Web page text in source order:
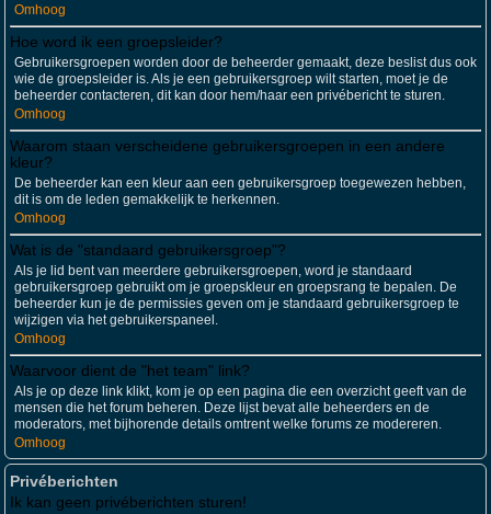
Omhoog
Hoe word ik een groepsleider?
Gebruikersgroepen worden door de beheerder gemaakt, deze beslist dus ook
wie de groepsleider is. Als je een gebruikersgroep wilt starten, moet je de
beheerder contacteren, dit kan door hem/haar een privébericht te sturen.
Omhoog
Waarom staan verscheidene gebruikersgroepen in een andere
kleur?
De beheerder kan een kleur aan een gebruikersgroep toegewezen hebben,
dit is om de leden gemakkelijk te herkennen.
Omhoog
Wat is de "standaard gebruikersgroep"?
Als je lid bent van meerdere gebruikersgroepen, word je standaard
gebruikersgroep gebruikt om je groepskleur en groepsrang te bepalen. De
beheerder kun je de permissies geven om je standaard gebruikersgroep te
wijzigen via het gebruikerspaneel.
Omhoog
Waarvoor dient de "het team" link?
Als je op deze link klikt, kom je op een pagina die een overzicht geeft van de
mensen die het forum beheren. Deze lijst bevat alle beheerders en de
moderators, met bijhorende details omtrent welke forums ze modereren.
Omhoog
Privéberichten
Ik kan geen privéberichten sturen!